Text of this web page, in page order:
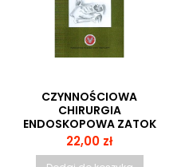
CZYNNOŚCIOWA
CHIRURGIA
ENDOSKOPOWA ZATOK
PRZYNOSOWYCH
PRZEWODNIK DO
Cena
22,00 zł